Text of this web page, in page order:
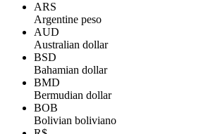
ARS
Argentine peso
AUD
Australian dollar
BSD
Bahamian dollar
BMD
Bermudian dollar
BOB
Bolivian boliviano